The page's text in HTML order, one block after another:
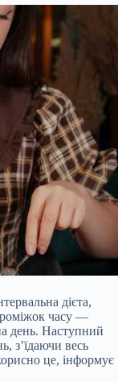
дієта,
часу —
день. Наступний
з’їдаючи весь
це, інформує